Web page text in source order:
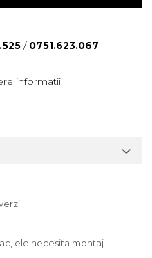
/ 0751.623.067
informatii
ele necesita montaj.